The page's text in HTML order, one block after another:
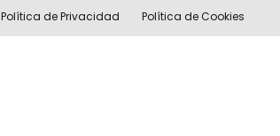
Política de Privacidad Política de Cookies